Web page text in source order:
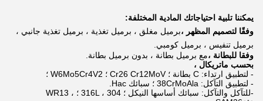
يمكننا تلبية احتياجاتك المادية المختلفة:
وفقًا لتصميم المظهر ،برميل مغلق ، برميل تغذية ، برميل تغذية جانبي ،
برميل تنفيس ، برميل كومبي.
وفقا للبطانة ،مع برميل بطانة ، بدون برميل بطانة.
بحسب ماتريكال ،
- لتطبيق ارتداء: C بطانة ؛ Cr26 Cr12MoV ؛ W6Mo5Cr4V2 ؛
- لتطبيق التآكل: 38CrMoAla ؛ سبائك Hac.
-للتآكل والتآكل: سبائك أساسها النيكل ؛ 316L ، 304 ؛ WR13 ،